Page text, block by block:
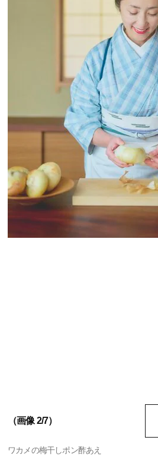
（画像 2/7）
ワカメの梅干しポン酢あえ